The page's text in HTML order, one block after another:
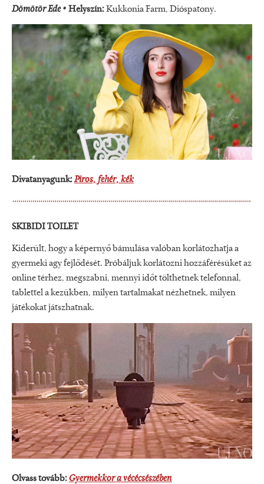
Dömötör Ede• Helyszín:Kukkonia Farm, Dióspatony.
Divatanyagunk:Piros, fehér, kék
SKIBIDI TOILET
Kiderült, hogy a képernyő bámulása valóban korlátozhatja a
gyermeki agy fejlődését. Próbáljuk korlátozni hozzáférésüket az
online térhez, megszabni, mennyi időt tölthetnek telefonnal,
tablettel a kezükben, milyen tartalmakat nézhetnek, milyen
játékokat játszhatnak.
Olvass tovább:Gyermekkor a vécécsészében